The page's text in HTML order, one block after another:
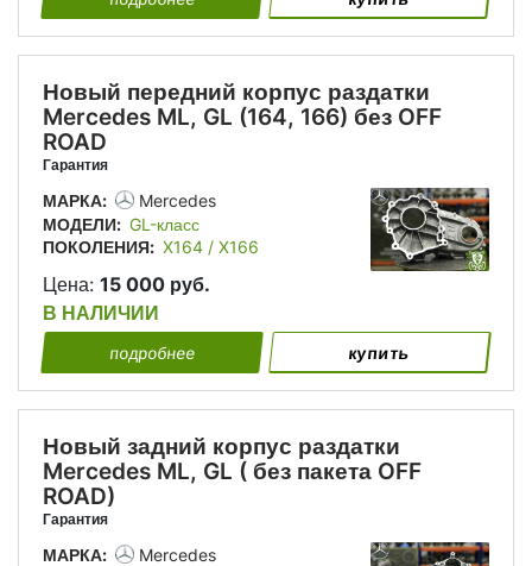
Новый передний корпус раздатки
Mercedes ML, GL (164, 166) без OFF
ROAD
Гарантия
МАРКА:
Mercedes
МОДЕЛИ: GL-класс
ПОКОЛЕНИЯ: X164 / X166
Цена: 15 000 руб.
В НАЛИЧИИ
подробнее купить
Новый задний корпус раздатки
Mercedes ML, GL ( без пакета OFF
ROAD)
Гарантия
МАРКА:
Mercedes